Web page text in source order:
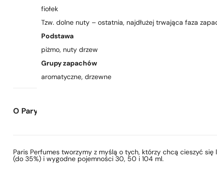
fiołek
Tzw. dolne nuty – ostatnia, najdłużej trwająca faza
Podstawa
piżmo, nuty drzew
Grupy zapachów
aromatyczne, drzewne
O Paryskie Perfumy
Paris Perfumes tworzymy z myślą o tych, którzy chcą cieszyć
(do 35%) i wygodne pojemności 30, 50 i 104 ml.